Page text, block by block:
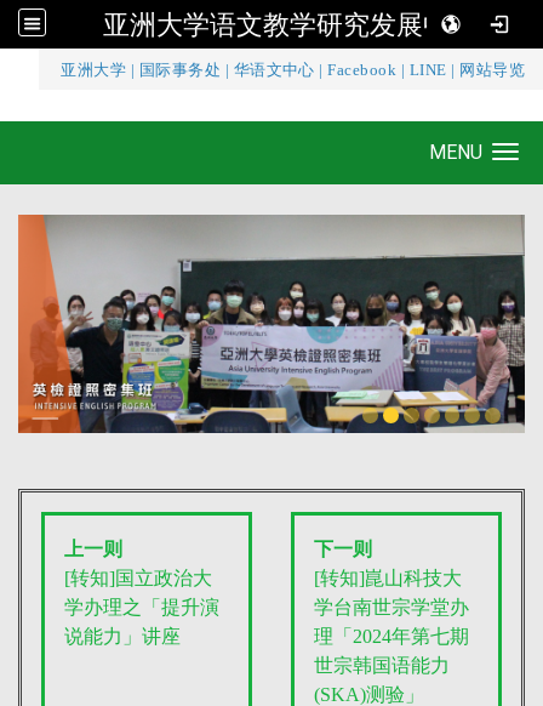
亚洲大学语文教学研究发展中心
亚洲大学 国际事务处 华语文中心 |Facebook LINE 网站导览
亚洲大学语文教学研究发展中心
MENU
上一则
[转知]国立政治大
学办理之「提升演
说能力」讲座
下一则
[转知]崑山科技大
学台南世宗学堂办
理「2024年第七期
世宗韩国语能力
(SKA)测验」